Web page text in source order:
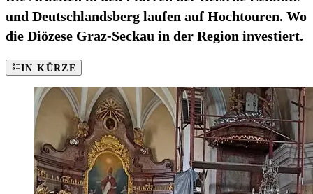
und Deutschlandsberg laufen auf Hochtouren. Wo
die Diözese Graz-Seckau in der Region investiert.
IN KÜRZE